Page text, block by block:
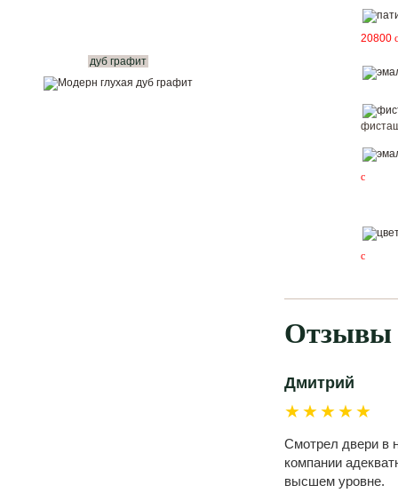
дуб графит
20800 c
c
c
Отзывы
Дмитрий
★★★★★
Смотрел двери в
компании
высшем уровне.